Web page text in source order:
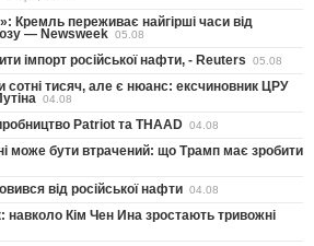
Кремль переживає найгірші часи від
— Newsweek 05.08
імпорт російської нафти, - Reuters 05.08
сотні тисяч, але є нюанс: ексчиновник ЦРУ
04.08
Patriot та THAAD 04.08
може бути втрачений: що Трамп має зробити
від російської нафти 04.08
навколо Кім Чен Ина зростають тривожні